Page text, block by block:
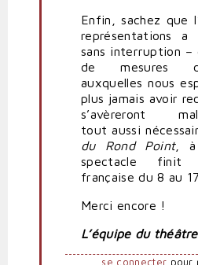
Enfin, sachez que
représentations
sans interruption
de mesures
auxquelles nous
plus jamais avoir
s’avèreront
tout aussi
du Rond Point, à
spectacle finit
française du 8 au 17
Merci encore !
L’équipe du
se connecter pour